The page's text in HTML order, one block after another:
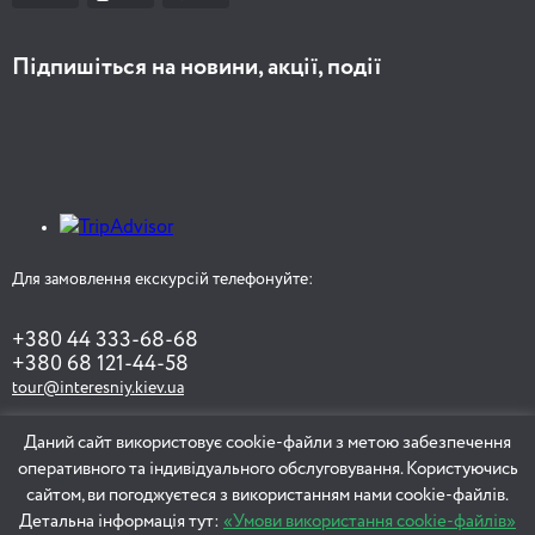
2 години 30 хвилин
Підпишіться на новини, акції, події
Для замовлення екскурсій телефонуйте:
+380 44 333-68-68
+380 68 121-44-58
tour@interesniy.kiev.ua
ЗАМОВИТИ ЕКСКУРСІЮ
Даний сайт використовує cookie-файли з метою забезпечення
оперативного та індивідуального обслуговування. Користуючись
сайтом, ви погоджуєтеся з використанням нами cookie-файлів.
Детальна інформація тут: «Умови використання cookie-файлів»